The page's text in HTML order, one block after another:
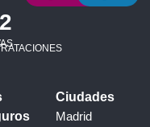
Ciudades
Madrid